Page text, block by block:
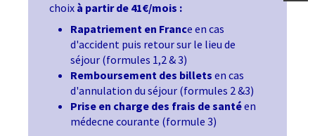
choix à partir de 41€/mois :
Rapatriement en France en cas
d'accident puis retour sur le lieu de
séjour (formules 1,2 & 3)
Remboursement des billets en cas
d'annulation du séjour (formules 2 &3)
Prise en charge des frais de santéen
médecne courante (formule 3)